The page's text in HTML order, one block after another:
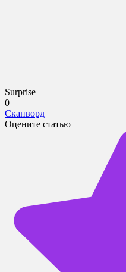
Surprise
0
Сканворд
Оцените статью